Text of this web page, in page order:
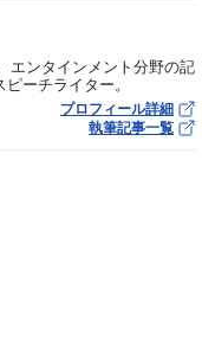
エンタインメント分野の記
ーチライター。
プロフィール詳細
執筆記事一覧